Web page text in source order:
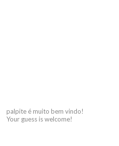
palpite é muito bem vindo!
Your guess is welcome!